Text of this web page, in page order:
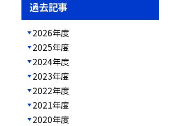
過去記事
2026年度
2025年度
2024年度
2023年度
2022年度
2021年度
2020年度